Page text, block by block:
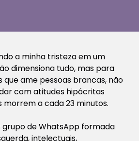
a minha tristeza em um
dimensiona tudo, mas para
que ame pessoas brancas, não
com atitudes hipócritas
morrem a cada 23 minutos.
grupo de WhatsApp formada
intelectuais,